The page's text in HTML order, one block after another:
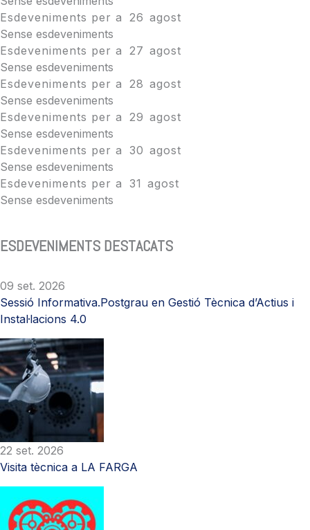
Esdeveniments per a
26 agost
Sense esdeveniments
Esdeveniments per a
27 agost
Sense esdeveniments
Esdeveniments per a
28 agost
Sense esdeveniments
Esdeveniments per a
29 agost
Sense esdeveniments
Esdeveniments per a 30 agost
Sense esdeveniments
Esdeveniments per a 31 agost
Sense esdeveniments
ESDEVENIMENTS DESTACATS
09 set. 2026
Sessió Informativa.Postgrau en Gestió Tècnica d’Actius i
Instal·lacions 4.0
22 set. 2026
Visita tècnica a LA FARGA